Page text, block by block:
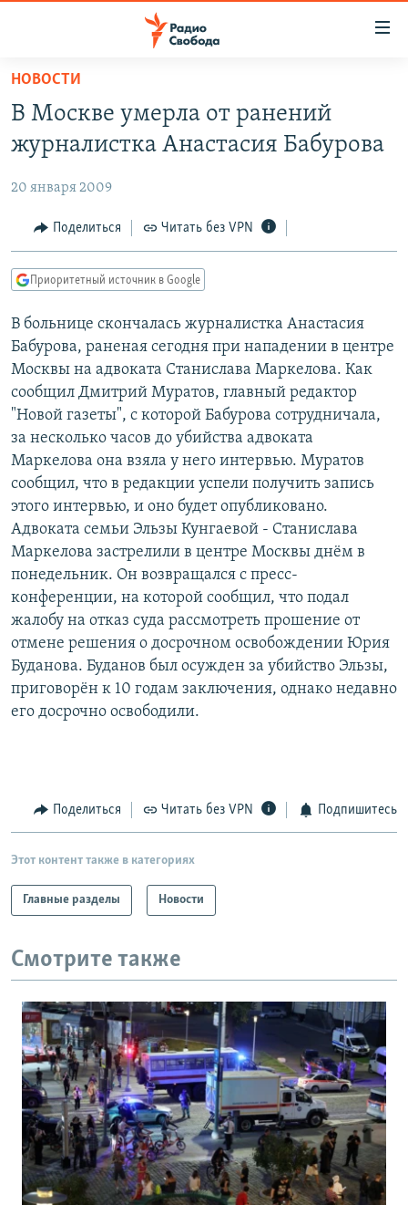
упрощенного
доступа
основному
Вернутся
главной
навигации
Вернутся
поиску
АВТОРСКИЕ ПРОЕКТЫ
ЦИТАТЫ СВОБОДЫ
МНЕНИЯ
IDEL.РЕАЛИИ
КАВКАЗ.РЕАЛИИ
СЕВЕР.РЕАЛИИ
СИБИРЬ.РЕАЛИИ
РАСПИСАНИЕ ВЕЩАНИЯ
ПОДПИШИТЕСЬ НА РАССЫЛКУ
СОЦИАЛЬНЫЕ СЕТИ
Все сайты РСЕ/РС
НОВОСТИ
В Москве умерла от ранений
журналистка Анастасия Бабурова
20 января 2009
Поделиться Читать без VPN
Приоритетный источник в Google
В больнице скончалась журналистка Анастасия
Бабурова, раненая сегодня при нападении в центре
Москвы на адвоката Станислава Маркелова. Как
сообщил Дмитрий Муратов, главный редактор
"Новой газеты", с которой Бабурова сотрудничала,
за несколько часов до убийства адвоката
Маркелова она взяла у него интервью. Муратов
сообщил, что в редакции успели получить запись
этого интервью, и оно будет опубликовано.
Адвоката семьи Эльзы Кунгаевой - Станислава
Маркелова застрелили в центре Москвы днём в
понедельник. Он возвращался с пресс-
конференции, на которой сообщил, что подал
жалобу на отказ суда рассмотреть прошение от
отмене решения о досрочном освобождении Юрия
Буданова. Буданов был осужден за убийство Эльзы,
приговорён к 10 годам заключения, однако недавно
его досрочно освободили.
Поделиться Читать без VPN Подпишитесь
Этот контент также в категориях
Главные разделы Новости
Смотрите также